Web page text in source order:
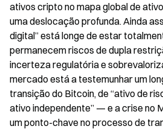
ativos cripto no mapa global de
uma deslocação profunda. Ainda
digital” está longe de estar
permanecem riscos de dupla
incerteza regulatória e
mercado está a testemunhar um
transição do Bitcoin, de “ativo de
ativo independente” — e a crise no
um ponto-chave no processo de